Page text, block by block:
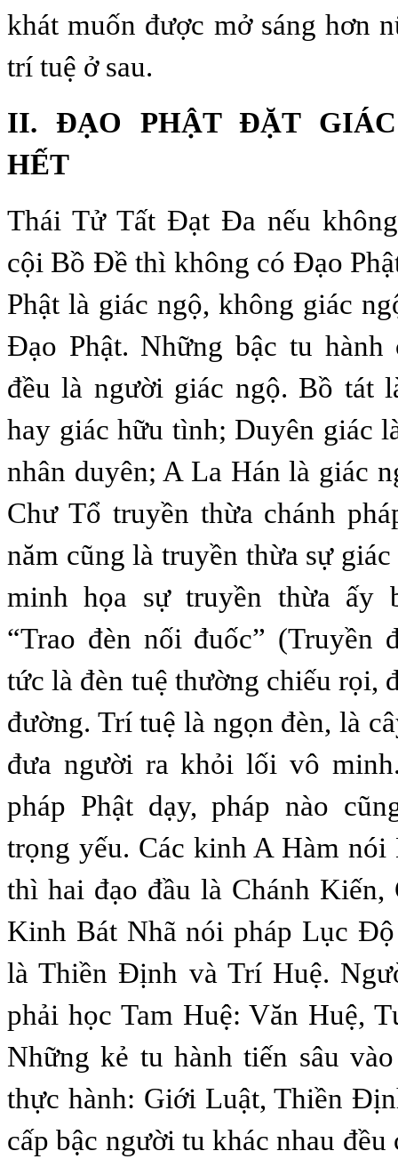
khát muốn được mở sáng hơn
trí tuệ ở sau.
II. ĐẠO PHẬT ĐẶT
HẾT
Thái Tử Tất Đạt Đa nếu
cội Bồ Đề thì không có Đạo
Phật là giác ngộ, không giác
Đạo Phật. Những bậc tu hành
đều là người giác ngộ. Bồ tát
hay giác hữu tình; Duyên giác
nhân duyên; A La Hán là giác
Chư Tổ truyền thừa chánh
năm cũng là truyền thừa sự
minh họa sự truyền thừa ấy
“Trao đèn nối đuốc” (Truyền
tức là đèn tuệ thường chiếu rọi,
đường. Trí tuệ là ngọn đèn, là
đưa người ra khỏi lối vô
pháp Phật dạy, pháp nào
trọng yếu. Các kinh A Hàm nói
thì hai đạo đầu là Chánh Kiến,
Kinh Bát Nhã nói pháp Lục
là Thiền Định và Trí Huệ.
phải học Tam Huệ: Văn Huệ,
Những kẻ tu hành tiến sâu
thực hành: Giới Luật, Thiền
cấp bậc người tu khác nhau đều